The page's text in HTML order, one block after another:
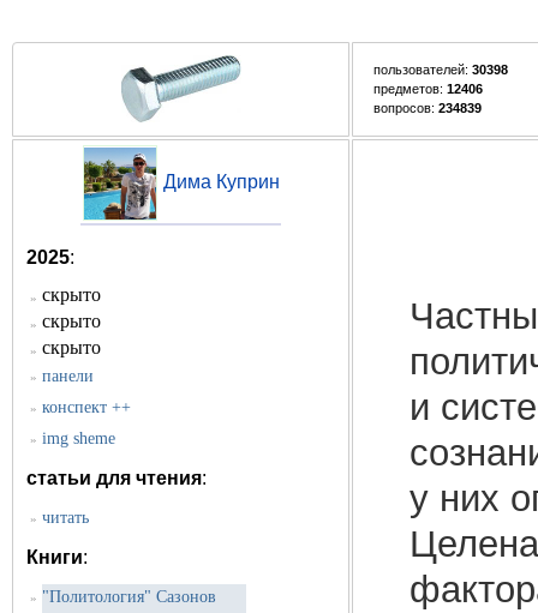
пользователей: 30398
предметов: 12406
вопросов: 234839
Дима Куприн
2025:
» скрыто
» скрыто
» скрыто
» панели
» конспект ++
» img sheme
статьи для чтения:
» читать
Книги:
» "Политология" Сазонов
и
у них